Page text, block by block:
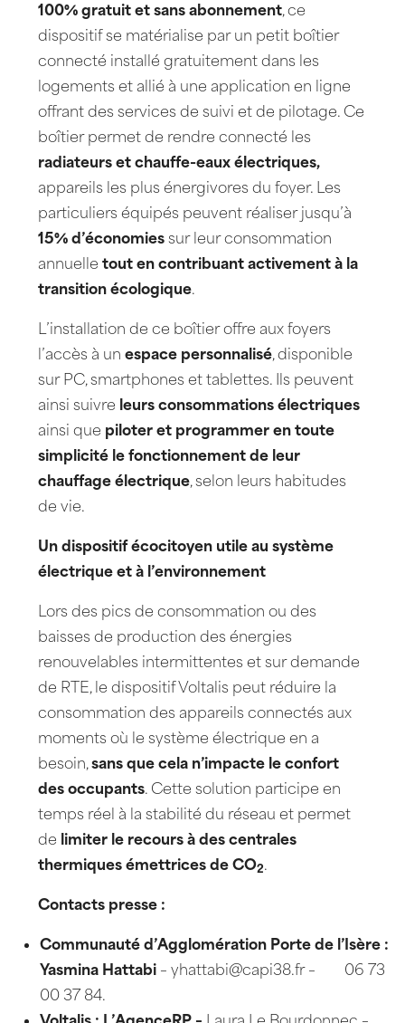
100% gratuit et sans abonnement, ce
dispositif se matérialise par un petit boîtier
connecté installé gratuitement dans les
logements et allié à une application en ligne
offrant des services de suivi et de pilotage. Ce
boîtier permet de rendre connecté les
radiateurs et chauffe-eaux électriques,
appareils les plus énergivores du foyer. Les
particuliers équipés peuvent réaliser jusqu’à
15% d’économies sur leur consommation
annuelle tout en contribuant activement à la
transition écologique.
L’installation de ce boîtier offre aux foyers
l’accès à un espace personnalisé, disponible
sur PC, smartphones et tablettes. Ils peuvent
ainsi suivre leurs consommations électriques
ainsi que piloter et programmer en toute
simplicité le fonctionnement de leur
chauffage électrique, selon leurs habitudes
de vie.
Un dispositif écocitoyen utile au système
électrique et à l’environnement
Lors des pics de consommation ou des
baisses de production des énergies
renouvelables intermittentes et sur demande
de RTE, le dispositif Voltalis peut réduire la
consommation des appareils connectés aux
moments où le système électrique en a
besoin,sans que cela n’impacte le confort
des occupants. Cette solution participe en
temps réel à la stabilité du réseau et permet
de limiter le recours à des centrales
thermiques émettrices de CO2.
Contacts presse :
Communauté d’Agglomération Porte de l’Isère :
Yasmina Hattabi – yhattabi@capi38.fr – 06 73
00 37 84.